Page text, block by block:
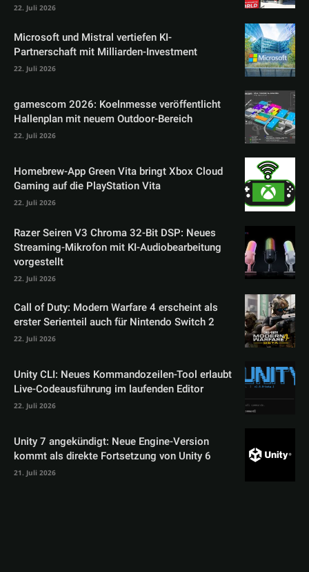
22. Juli 2026
Microsoft und Mistral vertiefen KI-
Partnerschaft mit Milliarden-Investment
22. Juli 2026
gamescom 2026: Koelnmesse veröffentlicht
Hallenplan mit neuem Outdoor-Bereich
22. Juli 2026
Homebrew-App Green Vita bringt Xbox Cloud
Gaming auf die PlayStation Vita
22. Juli 2026
Razer Seiren V3 Chroma 32-Bit DSP: Neues
Streaming-Mikrofon mit KI-Audiobearbeitung
vorgestellt
22. Juli 2026
Call of Duty: Modern Warfare 4 erscheint als
erster Serienteil auch für Nintendo Switch 2
22. Juli 2026
Unity CLI: Neues Kommandozeilen-Tool erlaubt
Live-Codeausführung im laufenden Editor
22. Juli 2026
Unity 7 angekündigt: Neue Engine-Version
kommt als direkte Fortsetzung von Unity 6
21. Juli 2026